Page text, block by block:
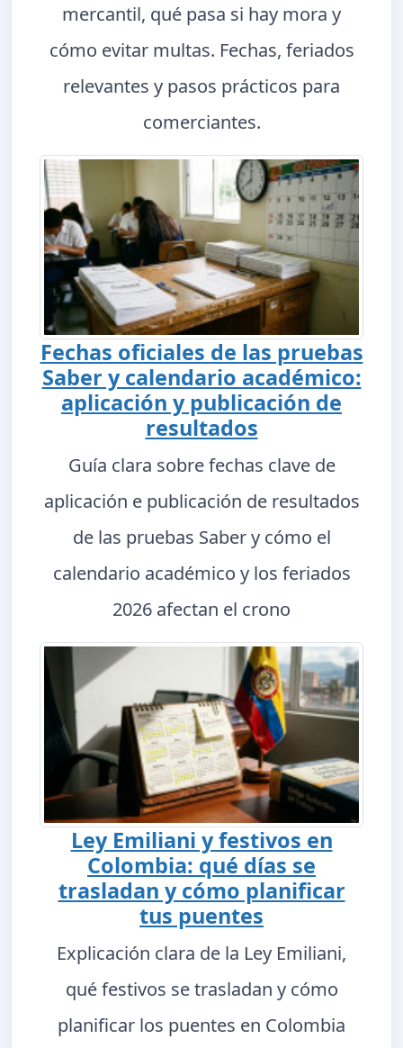
mercantil, qué pasa si hay mora y
cómo evitar multas. Fechas, feriados
relevantes y pasos prácticos para
comerciantes.
Fechas oficiales de las pruebas
Saber y calendario académico:
aplicación y publicación de
resultados
Guía clara sobre fechas clave de
aplicación e publicación de resultados
de las pruebas Saber y cómo el
calendario académico y los feriados
2026 afectan el crono
Ley Emiliani y festivos en
Colombia: qué días se
trasladan y cómo planificar
tus puentes
Explicación clara de la Ley Emiliani,
qué festivos se trasladan y cómo
planificar los puentes en Colombia